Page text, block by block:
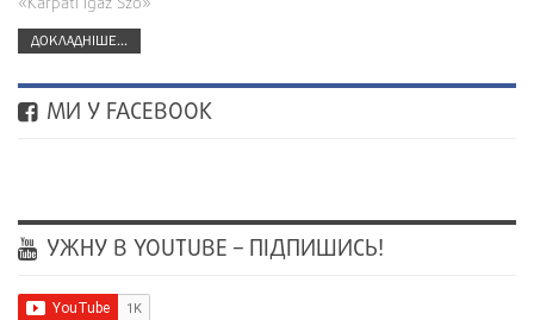
ДОКЛАДНІШЕ...
МИ У FACEBOOK
УЖНУ В YOUTUBE – ПІДПИШИСЬ!